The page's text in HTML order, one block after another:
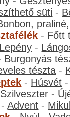
süti -
- Főtt
Lepény -
Burgonyás
tészta -
- Húsvét
Szilveszter -
-Advent -